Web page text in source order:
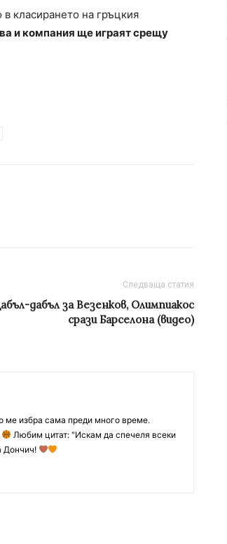
класирането на гръцкия
и компания ще играят срещу
Следваща статия
дабъл за Везенков, Олимпиакос
срази Барселона (видео)
ме избра сама преди много време.
Любим цитат: "Искам да спечеля всеки
Дончич!